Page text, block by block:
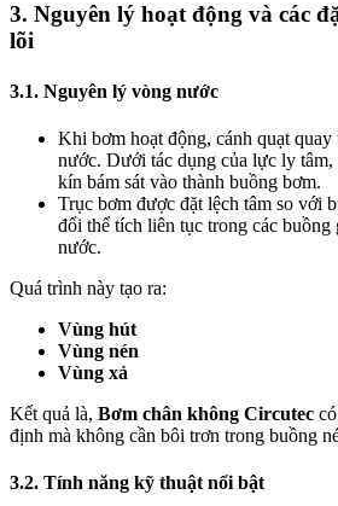
3. Nguyên lý hoạt động và các
lõi
3.1. Nguyên lý vòng nước
Khi bơm hoạt động, cánh quạt
nước. Dưới tác dụng của lực ly
kín bám sát vào thành buồng bơm.
Trục bơm được đặt lệch tâm so với
đổi thể tích liên tục trong các buồng
nước.
Quá trình này tạo ra:
Vùng hút
Vùng nén
Vùng xả
Kết quả là, Bơm chân không Circutec
định mà không cần bôi trơn trong buồng
3.2. Tính năng kỹ thuật nổi bật